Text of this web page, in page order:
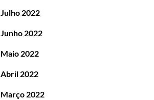
Julho 2022
Junho 2022
Maio 2022
Abril 2022
Março 2022